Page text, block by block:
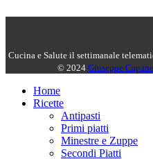
Cucina e Salute il settimanale
© 2024 Giuseppe Capano
Home
Ricette
Antipasti
Primi piatti
Minestre e Zuppe
Secondi Piatti